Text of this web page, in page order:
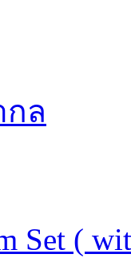
กล
Set (